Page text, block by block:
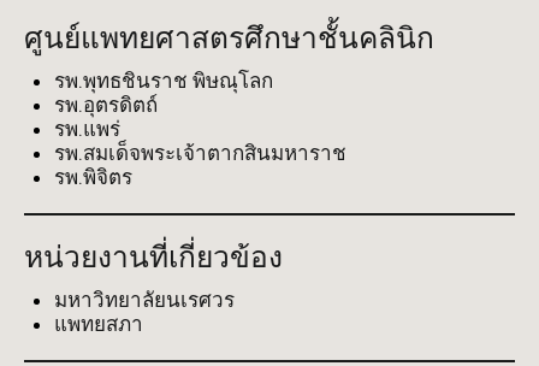
ศูนย์แพทยศาสตรศึกษาชั้นคลินิก
รพ.พุทธชินราช พิษณุโลก
รพ.อุตรดิตถ์
รพ.แพร่
รพ.สมเด็จพระเจ้าตากสินมหาราช
รพ.พิจิตร
หน่วยงานที่เกี่ยวข้อง
มหาวิทยาลัยนเรศวร
แพทยสภา